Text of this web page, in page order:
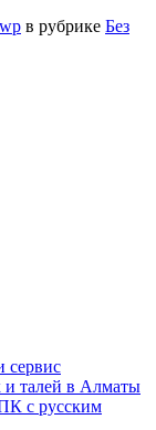
в рубрике Без
сервис
и талей в Алматы
с русским